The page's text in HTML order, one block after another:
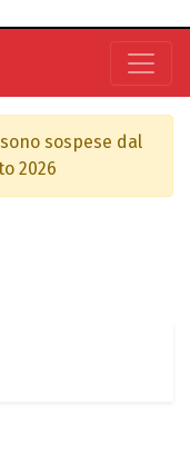
sospese dal
2026